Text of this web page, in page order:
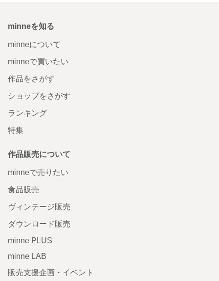
minneを知る
minneについて
minneで買いたい
作品をさがす
ショップをさがす
ランキング
特集
作品販売について
minneで売りたい
食品販売
ヴィンテージ販売
ダウンロード販売
minne PLUS
minne LAB
販売支援企画・イベント